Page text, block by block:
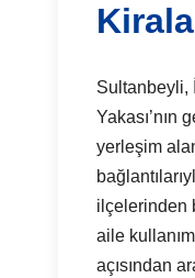
Sultanbeyli,
Yakası’nın
yerleşim
ilçelerinden
aile
açısından